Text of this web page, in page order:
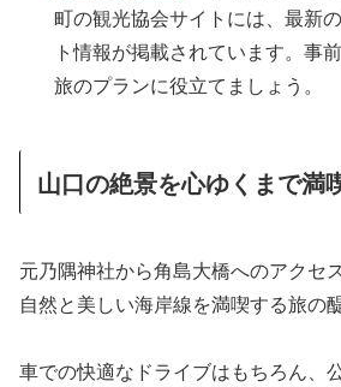
町の観光協会サイトには、最新
ト情報が掲載されています。事
旅のプランに役立てましょう。
山口の絶景を心ゆくまで満
元乃隅神社から角島大橋へのアクセ
自然と美しい海岸線を満喫する旅の
車での快適なドライブはもちろん、